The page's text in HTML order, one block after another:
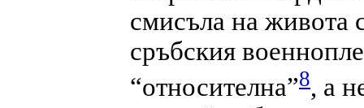
смисъла на живота
сръбския
“относителна”8, а